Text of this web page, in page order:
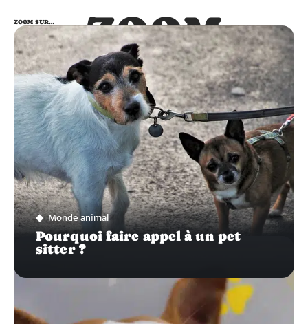
ZOOM
SUR…
ZOOM SUR…
Monde animal
Pourquoi faire appel à un pet
sitter ?